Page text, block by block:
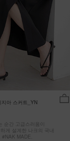
아 스커트_YN
순간 고급스러움이
게 설계한 나크의 국내
#NAK MADE.